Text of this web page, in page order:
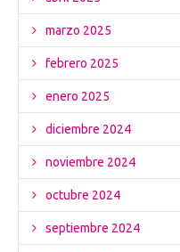
marzo 2025
febrero 2025
enero 2025
diciembre 2024
noviembre 2024
octubre 2024
septiembre 2024